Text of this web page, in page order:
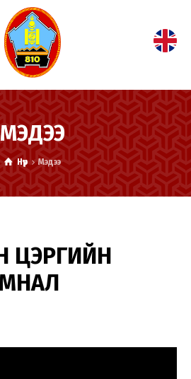
МЭДЭЭ
Нүүр Мэдээ
ЦЭРГИЙН